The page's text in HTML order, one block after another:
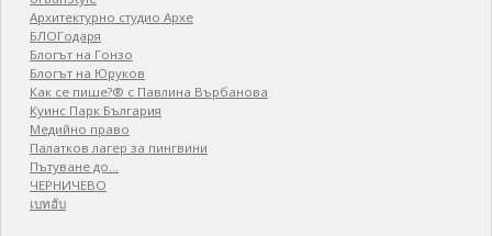
Архитектурно студио Архе
БЛОГодаря
Блогът на Гонзо
Блогът на Юруков
Как се пише?® с Павлина Върбанова
Куинс Парк България
Медийно право
Палатков лагер зa пингвини
Пътуване до…
ЧЕРНИЧЕВО
เบทฮับ